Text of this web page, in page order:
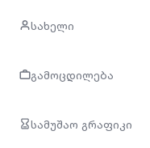
სახელი
გამოცდილება
სამუშაო გრაფიკი